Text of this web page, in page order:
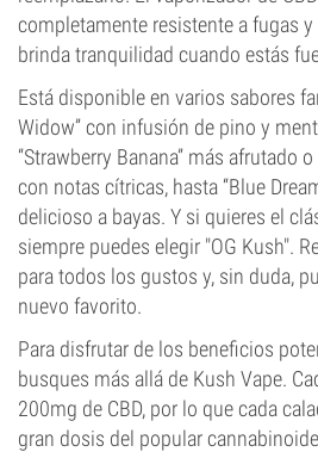
completamente resistente a fugas
brinda tranquilidad cuando estás
Está disponible en varios sabores
Widow” con infusión de pino y
“Strawberry Banana” más afrutado
con notas cítricas, hasta “Blue
delicioso a bayas. Y si quieres el
siempre puedes elegir "OG Kush".
para todos los gustos y, sin duda,
nuevo favorito.
Para disfrutar de los beneficios
busques más allá de Kush Vape.
200mg de CBD, por lo que cada
gran dosis del popular